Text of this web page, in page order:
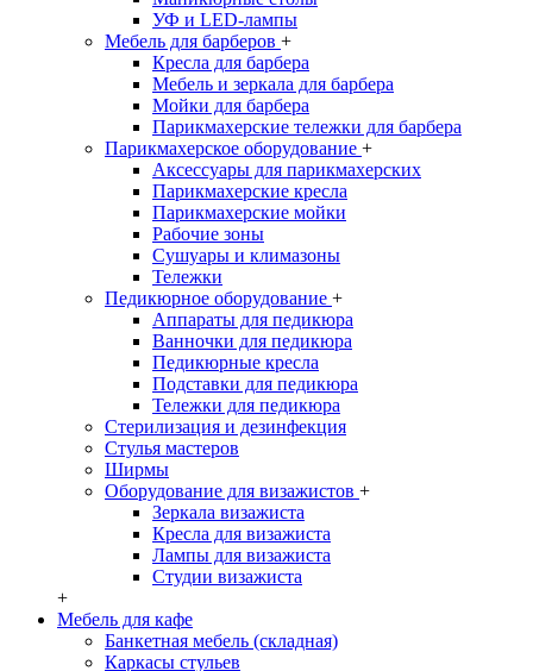
УФ и LED-лампы
Мебель для барберов +
Кресла для барбера
Мебель и зеркала для барбера
Мойки для барбера
Парикмахерские тележки для барбера
Парикмахерское оборудование +
Аксессуары для парикмахерских
Парикмахерские кресла
Парикмахерские мойки
Рабочие зоны
Сушуары и климазоны
Тележки
Педикюрное оборудование +
Аппараты для педикюра
Ванночки для педикюра
Педикюрные кресла
Подставки для педикюра
Тележки для педикюра
Стерилизация и дезинфекция
Стулья мастеров
Ширмы
Оборудование для визажистов +
Зеркала визажиста
Кресла для визажиста
Лампы для визажиста
Студии визажиста
+
Мебель для кафе
Банкетная мебель (складная)
Каркасы стульев